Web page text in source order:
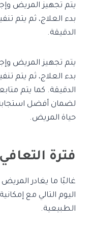
يتم تجهيز المريض
بدء العلاج، ثم يتم
الدقيقة.
يتم تجهيز المريض
بدء العلاج، ثم يتم
الدقيقة. كما يتم
لضمان أفضل
حياة المريض.
فترة التعافي
غالبًا ما يغادر
اليوم التالي مع
الطبيعية.